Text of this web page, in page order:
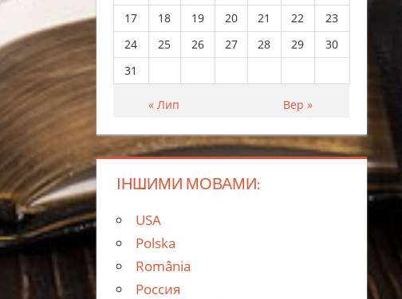
17
18 19 20 21 22
23
24
25 26 27 28 29
30
31
« Лип Вер »
ІНШИМИ МОВАМИ:
USA
Polska
România
Россия